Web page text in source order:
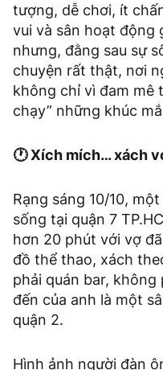
tượng, dễ chơi, ít
vui và sân hoạt động
nhưng, đằng sau sự
chuyện rất thật, nơi
không chỉ vì đam mê
chạy” những khúc
🕐 Xích mích… xách
Rạng sáng 10/10,
sống tại quận 7
hơn 20 phút với vợ
đồ thể thao, xách
phải quán bar, không
đến của anh là một
quận 2.
Hình ảnh người đàn